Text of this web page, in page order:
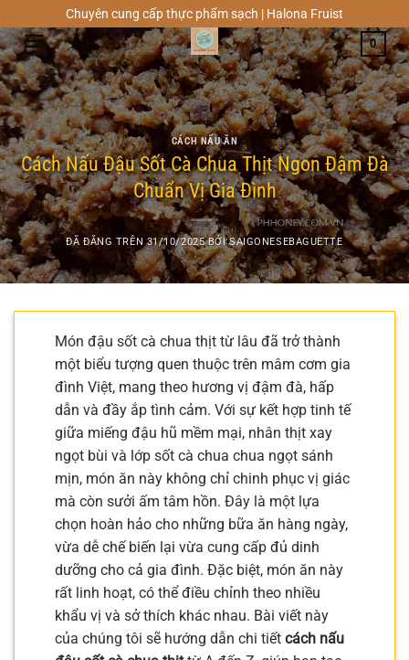
đến
nội
dung
Chuyên cung cấp thực phẩm sạch | Halona Fruist
0
CÁCH NẤU ĂN
Cách Nấu Đậu Sốt Cà Chua Thịt Ngon Đậm Đà
Chuẩn Vị Gia Đình
ĐÃ ĐĂNG TRÊN31/10/2025 BỞISAIGONESEBAGUETTE
Món đậu sốt cà chua thịt từ lâu đã trở thành
một biểu tượng quen thuộc trên mâm cơm gia
đình Việt, mang theo hương vị đậm đà, hấp
dẫn và đầy ắp tình cảm. Với sự kết hợp tinh tế
giữa miếng đậu hũ mềm mại, nhân thịt xay
ngọt bùi và lớp sốt cà chua chua ngọt sánh
mịn, món ăn này không chỉ chinh phục vị giác
mà còn sưởi ấm tâm hồn. Đây là một lựa
chọn hoàn hảo cho những bữa ăn hàng ngày,
vừa dễ chế biến lại vừa cung cấp đủ dinh
dưỡng cho cả gia đình. Đặc biệt, món ăn này
rất linh hoạt, có thể điều chỉnh theo nhiều
khẩu vị và sở thích khác nhau. Bài viết này
của chúng tôi sẽ hướng dẫn chi tiết cách nấu